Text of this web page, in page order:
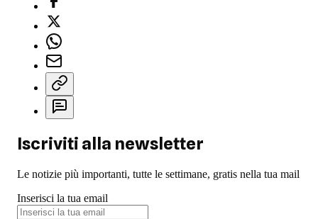
Iscriviti alla newsletter
Le notizie più importanti, tutte le settimane, gratis nella tua mail
Inserisci la tua email